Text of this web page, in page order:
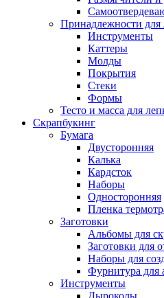
Принадлежности для
Инструменты
Каттеры
Молды
Покрытия
Стеки
Формы
Тесто и масса для
Скрапбукинг
Бумага
Двусторонняя
Калька
Кардсток
Наборы
Односторонняя
Пленка
Заготовки
Альбомы для
Заготовки для
Наборы для
Фурнитура для
Инструменты
Дыроколы